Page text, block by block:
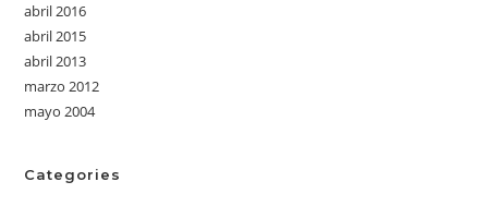
abril 2016
abril 2015
abril 2013
marzo 2012
mayo 2004
Categories